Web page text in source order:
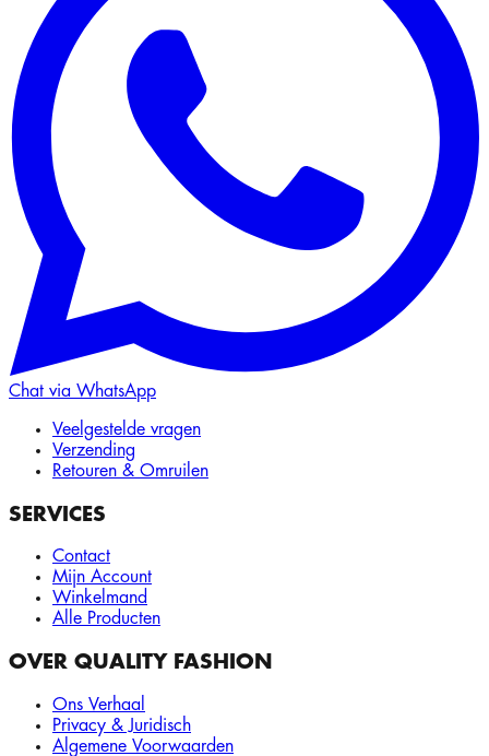
Chat via WhatsApp
Veelgestelde vragen
Verzending
Retouren & Omruilen
SERVICES
Contact
Mijn Account
Winkelmand
Alle Producten
OVER QUALITY FASHION
Ons Verhaal
Privacy & Juridisch
Algemene Voorwaarden